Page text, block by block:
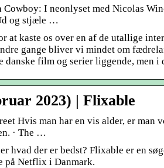
I neonlyset med Nicolas
og stjæle …
at kaste os over en af de utallige
gange bliver vi mindet om
danske film og serier liggende, men i
2023) | Flixable
Hvis man har en vis alder, er man
· The …
hvad der er bedst? Flixable er en
på Netflix i Danmark.